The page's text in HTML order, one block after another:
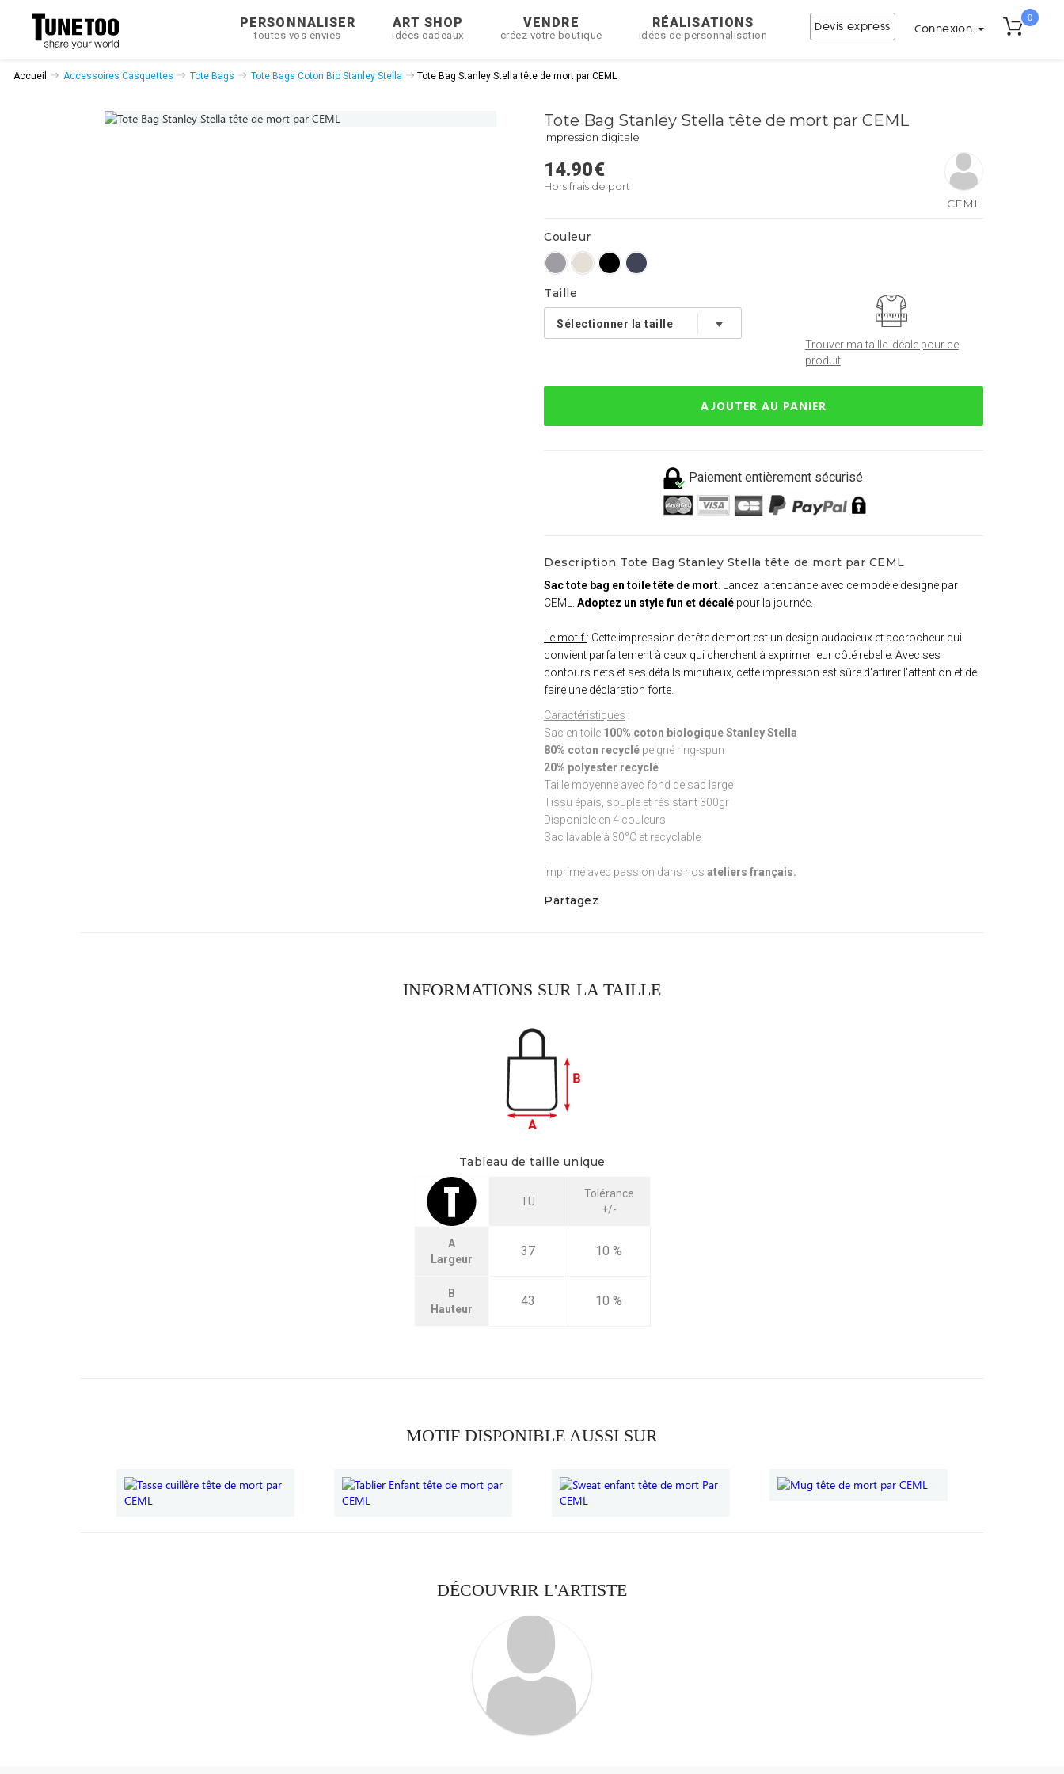
PERSONNALISER
toutes vos envies
ART SHOP
idées cadeaux
VENDRE
créez votre boutique
RÉALISATIONS
idées de personnalisation
Devis express Connexion
0
Accueil Accessoires Casquettes Tote Bags Tote Bags Coton Bio Stanley Stella Tote Bag Stanley Stella tête de mort par CEML
Tote Bag Stanley Stella tête de mort par CEML
Impression digitale
14.90€
Hors frais de port
CEML
Couleur
Taille
Trouver ma taille idéale pour ce
produit
AJOUTER AU PANIER
Paiement entièrement sécurisé
Description Tote Bag Stanley Stella tête de mort par CEML
Sac tote bag en toile tête de mort . Lancez la tendance avec ce modèle designé par
CEML. Adoptez un style fun et décalé pour la journée.
Le motif : Cette impression de tête de mort est un design audacieux et accrocheur qui
convient parfaitement à ceux qui cherchent à exprimer leur côté rebelle. Avec ses
contours nets et ses détails minutieux, cette impression est sûre d'attirer l'attention et de
faire une déclaration forte.
Caractéristiques :
Sac en toile 100% coton biologique Stanley Stella
80% coton recyclé peigné ring-spun
20% polyester recyclé
Taille moyenne avec fond de sac large
Tissu épais, souple et résistant 300gr
Disponible en 4 couleurs
Sac lavable à 30°C et recyclable
Imprimé avec passion dans nos ateliers français.
Partagez
INFORMATIONS SUR LA TAILLE
Tableau de taille unique
TU
Tolérance
+/-
A
Largeur
37 10 %
B
Hauteur
43 10 %
MOTIF DISPONIBLE AUSSI SUR
DÉCOUVRIR L'ARTISTE